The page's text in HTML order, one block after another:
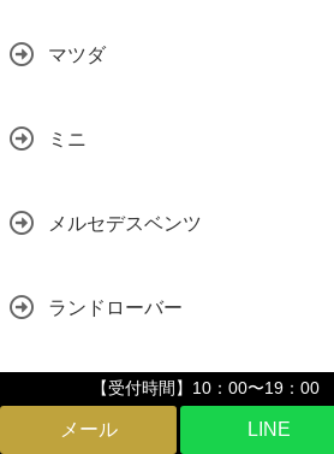
【受付時間】10：00〜19：00
LINE
マツダ
ミニ
メルセデスベンツ
ランドローバー
ランボルギーニ